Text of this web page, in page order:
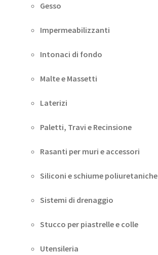
Gesso
Impermeabilizzanti
Intonaci di fondo
Malte e Massetti
Laterizi
Paletti, Travi e Recinsione
Rasanti per muri e accessori
Siliconi e schiume poliuretaniche
Sistemi di drenaggio
Stucco per piastrelle e colle
Utensileria